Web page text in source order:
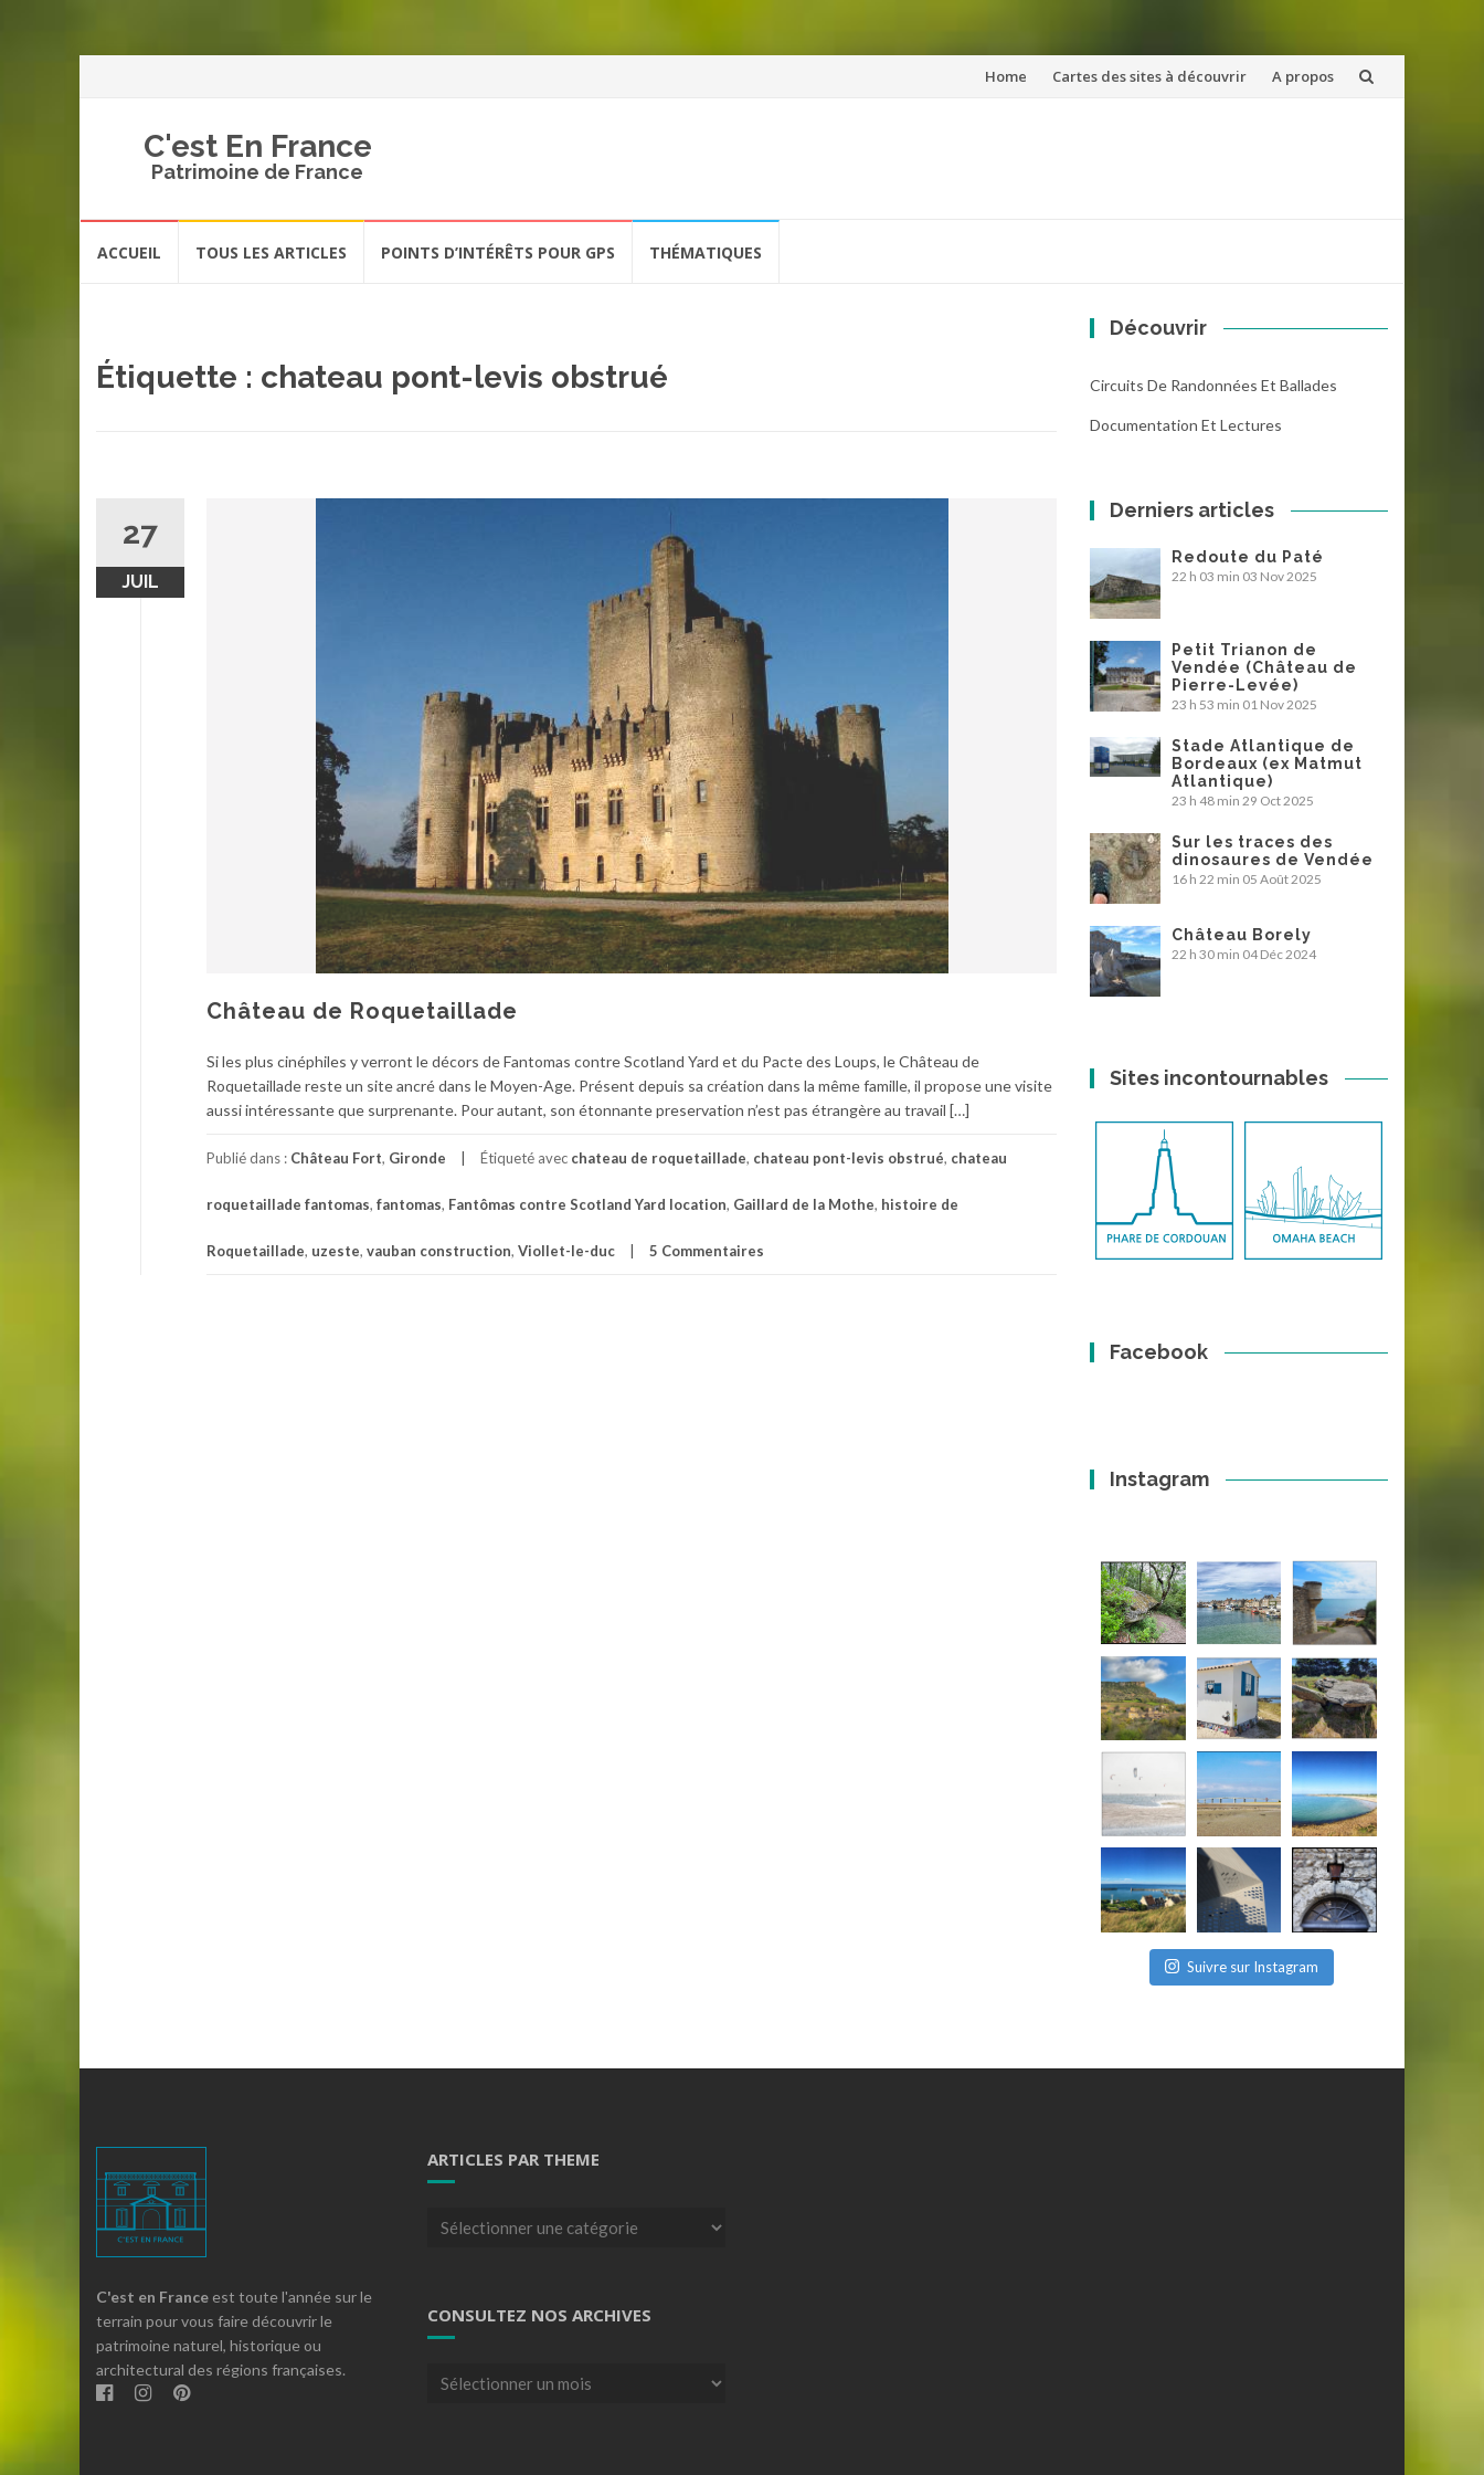
Aller
Home Cartes des sites à découvrir A propos
C'est En France
Patrimoine de France
ACCUEIL TOUS LES ARTICLES POINTS D’INTÉRÊTS POUR GPS THÉMATIQUES
Étiquette : chateau pont-levis obstrué
27
JUIL
Château de Roquetaillade
Si les plus cinéphiles y verront le décors de Fantomas contre Scotland Yard et du Pacte des Loups, le Château de
Roquetaillade reste un site ancré dans le Moyen-Age. Présent depuis sa création dans la même famille, il propose une visite
aussi intéressante que surprenante. Pour autant, son étonnante preservation n’est pas étrangère au travail […]
Publié dans : Château Fort, Gironde Étiqueté avec chateau de roquetaillade, chateau pont-levis obstrué, chateau
roquetaillade fantomas, fantomas, Fantômas contre Scotland Yard location, Gaillard de la Mothe, histoire de
Roquetaillade, uzeste, vauban construction, Viollet-le-duc 5 Commentaires
Découvrir
Circuits De Randonnées Et Ballades
Documentation Et Lectures
Derniers articles
Redoute du Paté
22 h 03 min 03 Nov 2025
Petit Trianon de
Vendée (Château de
Pierre-Levée)
23 h 53 min 01 Nov 2025
Stade Atlantique de
Bordeaux (ex Matmut
Atlantique)
23 h 48 min 29 Oct 2025
Sur les traces des
dinosaures de Vendée
16 h 22 min 05 Août 2025
Château Borely
22 h 30 min 04 Déc 2024
Sites incontournables
Facebook
Instagram
Suivre sur Instagram
C'est en France est toute l'année sur le
terrain pour vous faire découvrir le
patrimoine naturel, historique ou
architectural des régions françaises.
ARTICLES PAR THEME
Articles
CONSULTEZ NOS ARCHIVES
Consultez